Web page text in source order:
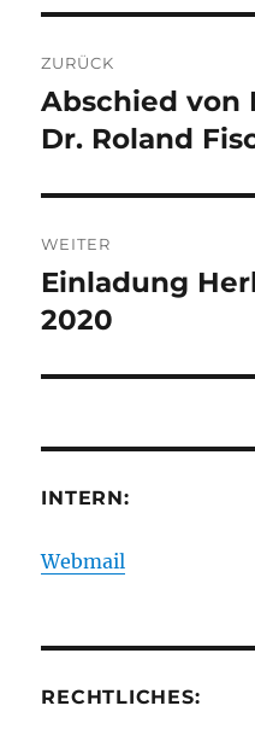
ZURÜCK
Vorheriger
Beitrag:
Abschied von
Dr. Roland
WEITER
Nächster
Beitrag:
Einladung
2020
INTERN:
Webmail
RECHTLICHES: